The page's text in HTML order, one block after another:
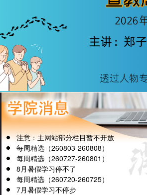
注意：主网站部分栏目暂不开放
每周精选（260803-260808）
每周精选（260727-260801）
8月暑假学习停不了
每周精选（260720-260725）
7月暑假学习不停步